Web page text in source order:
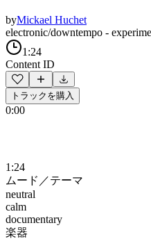
byMickael Huchet
electronic/downtempo -
1:24
Content ID
トラックを購入
0:00
1:24
ムード／テーマ
neutral
calm
documentary
楽器